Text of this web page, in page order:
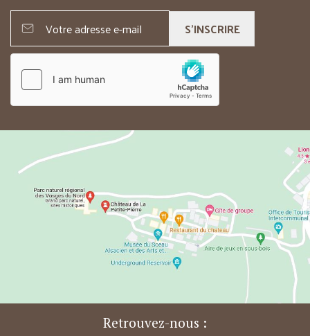
S'INSCRIRE
Retrouvez-nous :